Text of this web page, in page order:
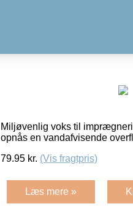
Miljøvenlig voks til
opnås en vandafvisende
79.95 kr. (Vis fragtpris)
Læs mere »